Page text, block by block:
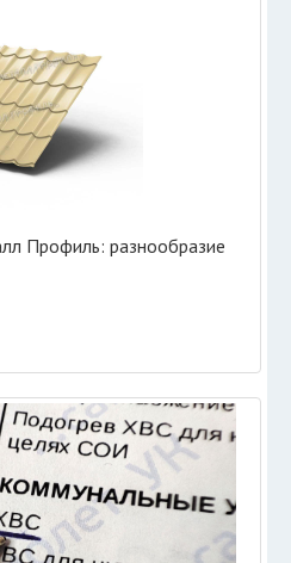
Профиль: разнообразие